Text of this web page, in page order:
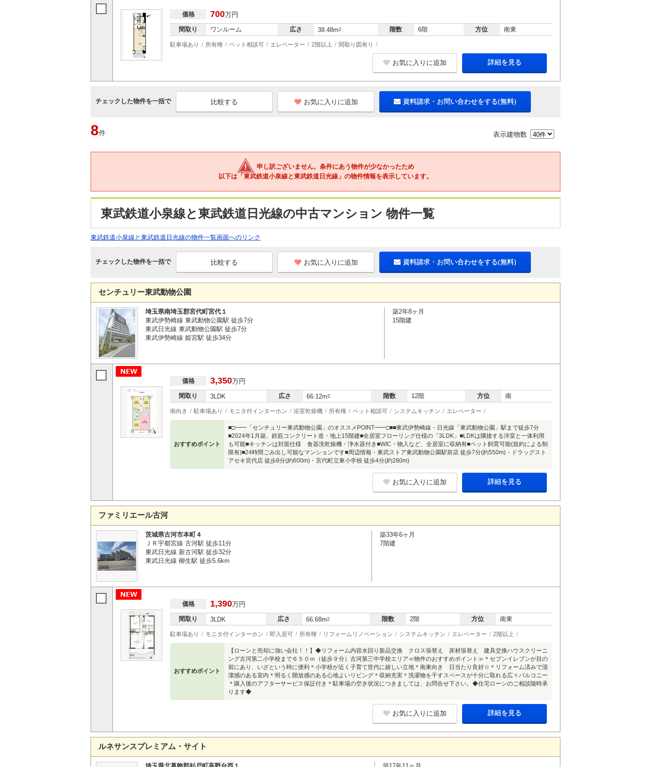
価格 700万円
間取り ワンルーム 広さ 38.48m2 階数 6階 方位 南東
駐車場あり 所有権 ペット相談可 エレベーター 2階以上 間取り図有り
お気に入りに追加 詳細を見る
チェックした物件を一括で お気に入りに追加 資料請求・お問い合わせをする(無料)
8件 表示建物数
申し訳ございません。条件にあう物件が少なかったため
以下は「東武鉄道小泉線と東武鉄道日光線」の物件情報を表示しています。
東武鉄道小泉線と東武鉄道日光線の中古マンション 物件一覧
東武鉄道小泉線と東武鉄道日光線の物件一覧画面へのリンク
チェックした物件を一括で お気に入りに追加 資料請求・お問い合わせをする(無料)
センチュリー東武動物公園
埼玉県南埼玉郡宮代町宮代１
東武伊勢崎線 東武動物公園駅 徒歩7分
東武日光線 東武動物公園駅 徒歩7分
東武伊勢崎線 姫宮駅 徒歩34分
築2年8ヶ月
15階建
価格 3,350万円
間取り 3LDK 広さ 66.12m2 階数 12階 方位 南
南向き 駐車場あり モニタ付インターホン 浴室乾燥機 所有権 ペット相談可 システムキッチン エレベーター
おすすめポイント
■□━━「センチュリー東武動物公園」のオススメPOINT━━□■■東武伊勢崎線・日光線「東武動物公園」駅まで徒歩7分
■2024年1月築、鉄筋コンクリート造・地上15階建■全居室フローリング仕様の「3LDK」■LDKは隣接する洋室と一体利用
も可能■キッチンは対面仕様 食器洗乾燥機・浄水器付き■WIC・物入など、全居室に収納有■ペット飼育可能(規約による制
限有)■24時間ごみ出し可能なマンションです■周辺情報・東武ストア東武動物公園駅前店 徒歩7分(約550m)・ドラッグスト
アセキ宮代店 徒歩8分(約600m)・宮代町立東小学校 徒歩4分(約280m)
お気に入りに追加 詳細を見る
ファミリエール古河
茨城県古河市本町４
ＪＲ宇都宮線 古河駅 徒歩11分
東武日光線 新古河駅 徒歩32分
東武日光線 柳生駅 徒歩5.6km
築33年6ヶ月
7階建
価格 1,390万円
間取り 3LDK 広さ 66.68m2 階数 2階 方位 南東
駐車場あり モニタ付インターホン 即入居可 所有権 リフォームリノベーション システムキッチン エレベーター 2階以上
おすすめポイント
【ローンと売却に強い会社！！】◆リフォーム内容水回り新品交換 クロス張替え 床材張替え 建具交換ハウスクリーニ
ング古河第二小学校まで６５０ｍ（徒歩９分）古河第三中学校エリア≪物件のおすすめポイント≫＊セブンイレブンが目の
前にあり、いざという時に便利＊小学校が近く子育て世代に嬉しい立地＊南東向き 日当たり良好☆＊リフォーム済みで清
潔感のある室内＊明るく開放感のある心地よいリビング＊収納充実＊洗濯物を干すスペースが十分に取れる広々バルコニー
＊購入後のアフターサービス保証付き＊駐車場の空き状況につきましては、お問合せ下さい。◆住宅ローンのご相談随時承
ります◆
お気に入りに追加 詳細を見る
ルネサンスプレミアム・サイト